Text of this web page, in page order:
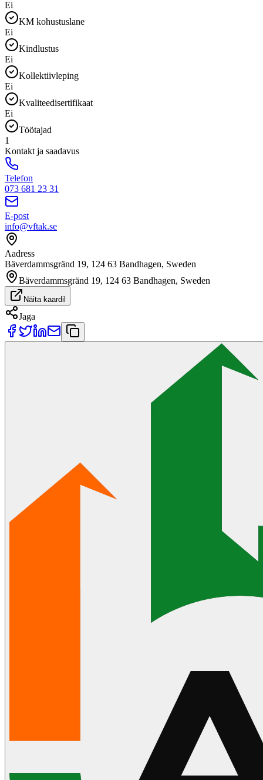
Ei
KM kohustuslane
Ei
Kindlustus
Ei
Kollektiivleping
Ei
Kvaliteedisertifikaat
Ei
Töötajad
1
Kontakt ja saadavus
Telefon
073 681 23 31
E-post
info@vftak.se
Aadress
Bäverdammsgränd 19, 124 63 Bandhagen, Sweden
Bäverdammsgränd 19, 124 63 Bandhagen, Sweden
Näita kaardil
Jaga